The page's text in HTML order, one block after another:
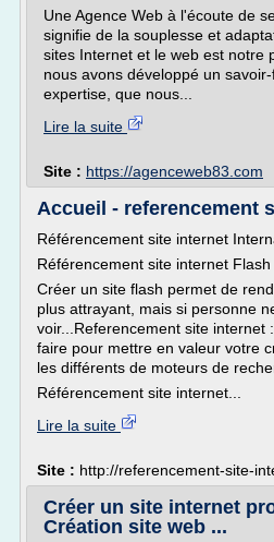
Une Agence Web à l'écoute de
signifie de la souplesse et
sites Internet et le web est notre
nous avons développé un
expertise, que nous...
Lire la suite
Site : https://agenceweb83.com
Accueil - referencement
Référencement site internet
Référencement site internet Flash
Créer un site flash permet de
plus attrayant, mais si personne
voir...Referencement site internet
faire pour mettre en valeur votre
les différents de moteurs de
Référencement site internet...
Lire la suite
Site : http://referencement-site-
Créer un site internet
Création site web ...